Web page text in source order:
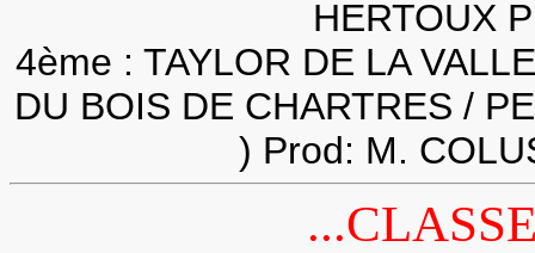
HERTOUX
4ème : TAYLOR DE LA
DU BOIS DE CHARTRES /
) Prod: M.